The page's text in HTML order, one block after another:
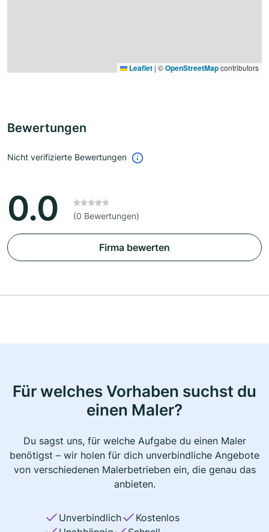
Leaflet | ©OpenStreetMapcontributors
Bewertungen
Nicht verifizierte Bewertungen
0.0 (0 Bewertungen)
Firma bewerten
Für welches Vorhaben suchst du
einen Maler?
Du sagst uns, für welche Aufgabe du einen Maler
benötigst – wir holen für dich unverbindliche Angebote
von verschiedenen Malerbetrieben ein, die genau das
anbieten.
Unverbindlich
Kostenlos